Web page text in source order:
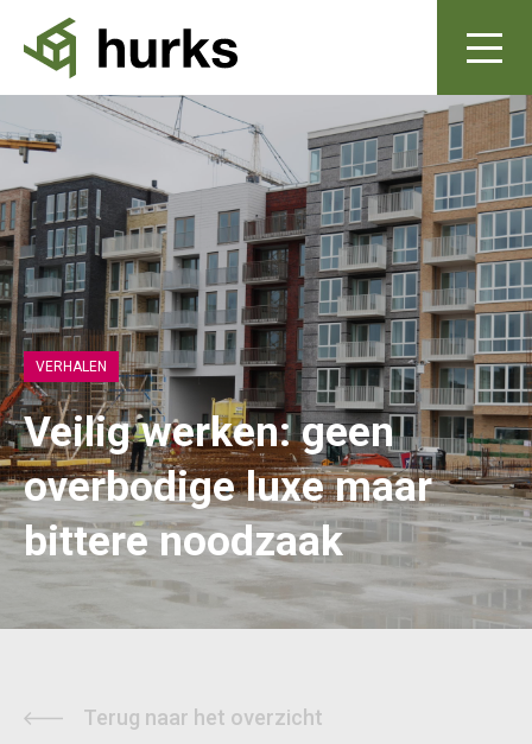
VERHALEN
Veilig werken: geen
overbodige luxe maar
bittere noodzaak
Terug naar het overzicht